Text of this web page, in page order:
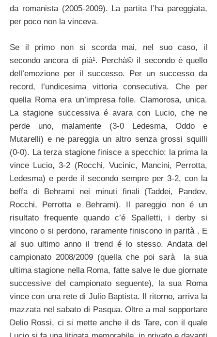
da romanista (2005-2009). La partita l’ha pareggiata,
per poco non la vinceva.
Se il primo non si scorda mai, nel suo caso, il
secondo ancora di pià¹. Perchà© il secondo é quello
dell’emozione per il successo. Per un successo da
record, l’undicesima vittoria consecutiva. Che per
quella Roma era un’impresa folle. Clamorosa, unica.
La stagione successiva é avara con Lucio, che ne
perde uno, malamente (3-0 Ledesma, Oddo e
Mutarelli) e ne pareggia un altro senza grossi squilli
(0-0). La terza stagione finisce a specchio: la prima la
vince Lucio, 3-2 (Rocchi, Vucinic, Mancini, Perrotta,
Ledesma) e perde il secondo sempre per 3-2, con la
beffa di Behrami nei minuti finali (Taddei, Pandev,
Rocchi, Perrotta e Behrami). Il pareggio non é un
risultato frequente quando c’é Spalletti, i derby si
vincono o si perdono, raramente finiscono in parità . E
al suo ultimo anno il trend é lo stesso. Andata del
campionato 2008/2009 (quella che poi sarà la sua
ultima stagione nella Roma, fatte salve le due giornate
successive del campionato seguente), la sua Roma
vince con una rete di Julio Baptista. Il ritorno, arriva la
mazzata nel sabato di Pasqua. Oltre a mal sopportare
Delio Rossi, ci si mette anche il ds Tare, con il quale